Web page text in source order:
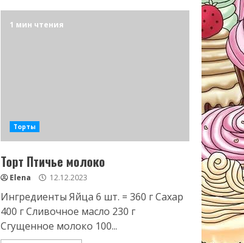
1 мин чтения
Торты
Торт Птичье молоко
Elena 12.12.2023
Ингредиенты Яйца 6 шт. = 360 г Сахар
400 г Сливочное масло 230 г
Сгущенное молоко 100...